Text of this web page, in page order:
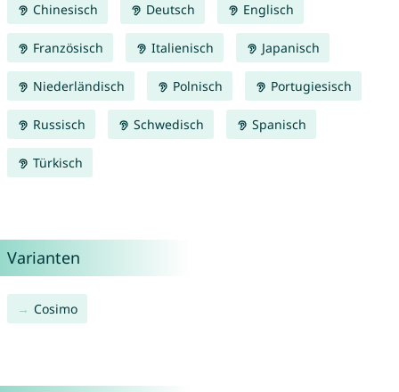
Chinesisch Deutsch Englisch
Französisch Italienisch Japanisch
Niederländisch Polnisch Portugiesisch
Russisch Schwedisch Spanisch
Türkisch
Varianten
Cosimo